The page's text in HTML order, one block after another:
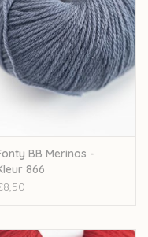
de grondstoffen.
op strengen, wat zorgt
en langer zijn kleur
39rijenBB Merinos -
866